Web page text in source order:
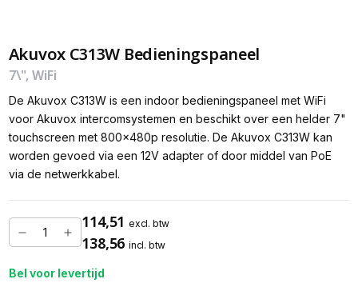
Akuvox C313W Bedieningspaneel
7\", WiFi
De Akuvox C313W is een indoor bedieningspaneel met WiFi
voor Akuvox intercomsystemen en beschikt over een helder 7"
touchscreen met 800x480p resolutie. De Akuvox C313W kan
worden gevoed via een 12V adapter of door middel van PoE
via de netwerkkabel.
114,51 excl. btw
138,56 incl. btw
Bel voor levertijd